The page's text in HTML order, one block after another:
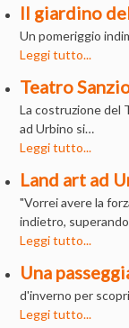
Il giardino
Un pomeriggio
Leggi tutto...
Teatro
La costruzione del
ad Urbino si…
Leggi tutto...
Land art ad
"Vorrei avere la
indietro,
Leggi tutto...
Una
d'inverno per
Leggi tutto...